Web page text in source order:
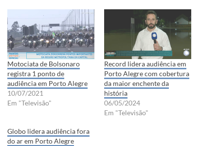
Motociata de Bolsonaro
registra 1 ponto de
audiência em Porto Alegre
10/07/2021
Em "Televisão"
Record lidera audiência em
Porto Alegre com cobertura
da maior enchente da
história
06/05/2024
Em "Televisão"
Globo lidera audiência fora
do ar em Porto Alegre